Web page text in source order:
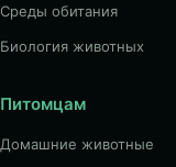
Среды обитания
Биология животных
Питомцам
Домашние животные